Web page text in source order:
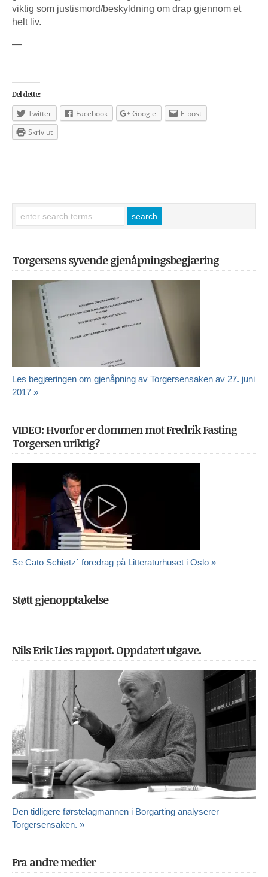
viktig som justismord/beskyldning om drap gjennom et
helt liv.
—
Del dette:
Twitter Facebook Google
E-post
Skriv ut
Torgersens syvende gjenåpningsbegjæring
Les begjæringen om gjenåpning av Torgersensaken av 27. juni
2017 »
VIDEO: Hvorfor er dommen mot Fredrik Fasting
Torgersen uriktig?
Se Cato Schiøtz´ foredrag på Litteraturhuset i Oslo »
Støtt gjenopptakelse
Nils Erik Lies rapport. Oppdatert utgave.
Den tidligere førstelagmannen i Borgarting analyserer
Torgersensaken. »
Fra andre medier